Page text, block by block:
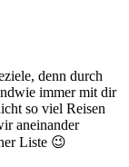
denn durch
immer mit dir
so viel Reisen
aneinander
Liste 😉